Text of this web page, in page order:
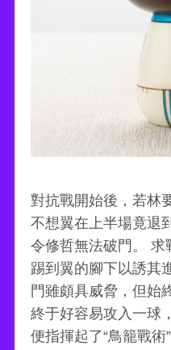
對抗戰開始後，若林
不想翼在上半場竟退
令修哲無法破門。 求
踢到翼的腳下以誘其
門雖頗具威脅，但始
終于好容易攻入一球
便指揮起了“鳥籠戰